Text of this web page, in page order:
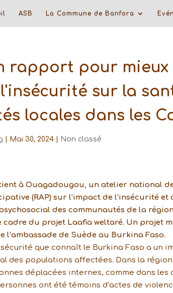
ASB La Commune de Banfora
rapport pour
sur la
locales dans les
Mai 30, 2024 Non classé
tient à Ouagadougou, un atelier national
(RAP) sur l’impact de l’insécurité
des communautés de la
cadre du projet Laafia weltaré. Un projet
l’ambassade de Suède au Burkina Faso.
que connaît le Burkina Faso a un
des populations affectées. Dans la
déplacées internes, comme dans
ont été témoins d’actes de